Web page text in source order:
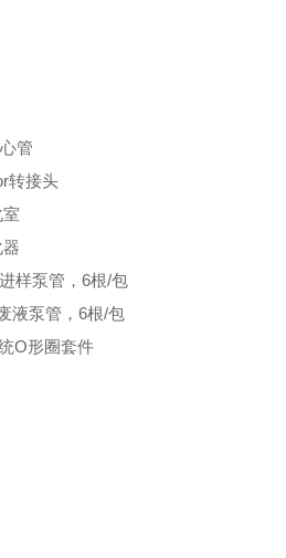
管
转接头
样泵管，6根/包
液泵管，6根/包
O形圈套件